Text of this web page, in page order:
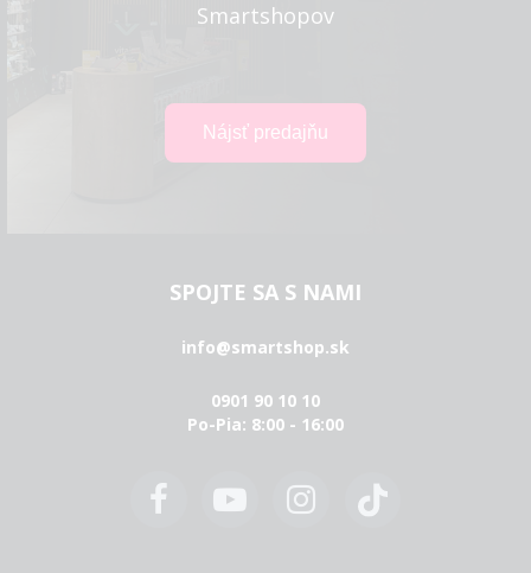
Smartshopov
SPOJTE SA S NAMI
info@smartshop.sk
0901 90 10 10
Po-Pia: 8:00 - 16:00